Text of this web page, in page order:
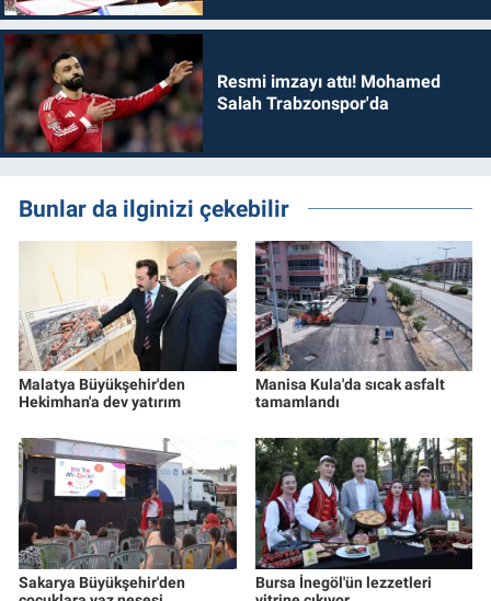
Resmi imzayı attı! Mohamed
Salah Trabzonspor'da
Bunlar da ilginizi çekebilir
Malatya Büyükşehir'den
Hekimhan'a dev yatırım
Manisa Kula'da sıcak asfalt
tamamlandı
Sakarya Büyükşehir'den
Bursa İnegöl'ün lezzetleri